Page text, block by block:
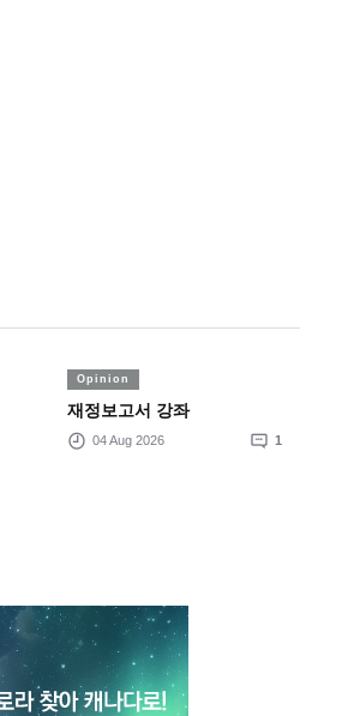
Opinion
재정보고서 강좌
04 Aug 2026 1